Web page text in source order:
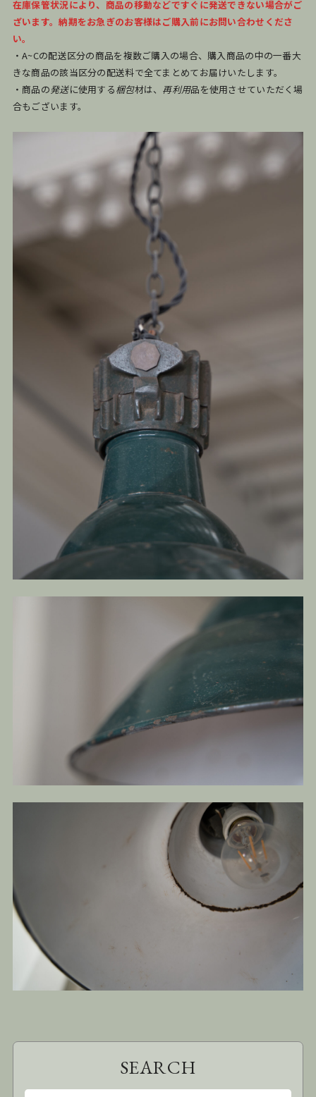
在庫保管状況により、商品の移動などですぐに発送できない場合がご
ざいます。納期をお急ぎのお客様はご購入前にお問い合わせくださ
い。
・A~Cの配送区分の商品を複数ご購入の場合、購入商品の中の一番大
きな商品の該当区分の配送料で全てまとめてお届けいたします。
・商品の発送に使用する梱包材は、 再利用品を使用させていただく場
合もございます。
SEARCH